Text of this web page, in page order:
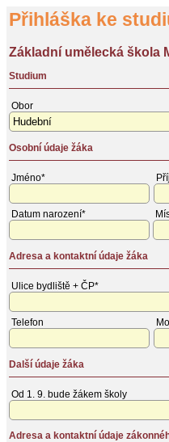
Přihláška ke
Základní umělecká škola
Studium
Obor
Osobní údaje žáka
Jméno*
Datum narození*
Adresa a kontaktní údaje žáka
Ulice bydliště + ČP*
Telefon
Další údaje žáka
Od 1. 9. bude žákem školy
Adresa a kontaktní údaje